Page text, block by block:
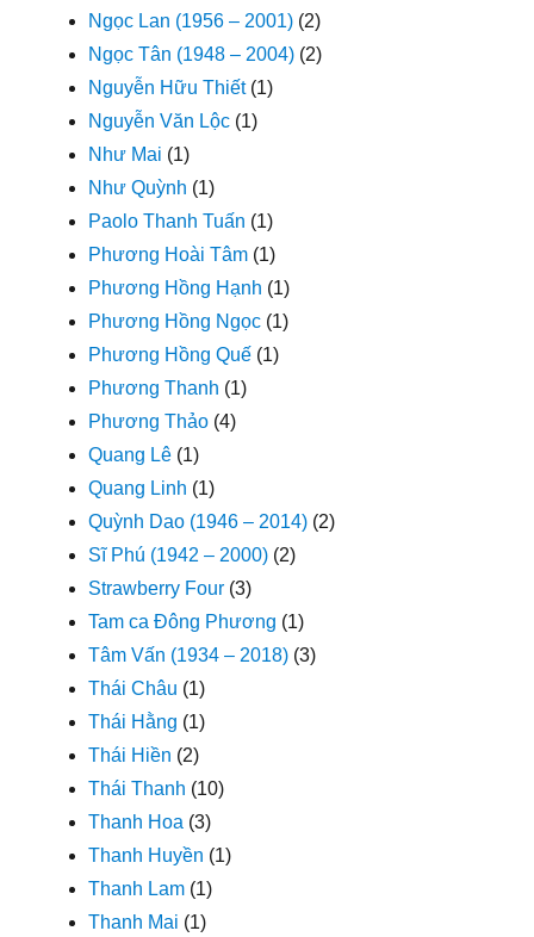
Ngọc Lan (1956 – 2001) (2)
Ngọc Tân (1948 – 2004) (2)
Nguyễn Hữu Thiết(1)
Nguyễn Văn Lộc (1)
Như Mai (1)
Như Quỳnh (1)
Paolo Thanh Tuấn (1)
Phương Hoài Tâm (1)
Phương Hồng Hạnh (1)
Phương Hồng Ngọc (1)
Phương Hồng Quế (1)
Phương Thanh (1)
Phương Thảo (4)
Quang Lê (1)
Quang Linh (1)
Quỳnh Dao (1946 – 2014) (2)
Sĩ Phú (1942 – 2000) (2)
Strawberry Four (3)
Tam ca Đông Phương (1)
Tâm Vấn (1934 – 2018) (3)
Thái Châu (1)
Thái Hằng (1)
Thái Hiền (2)
Thái Thanh (10)
Thanh Hoa (3)
Thanh Huyền (1)
Thanh Lam (1)
Thanh Mai (1)